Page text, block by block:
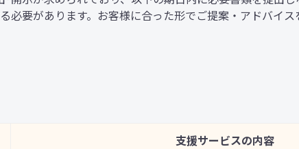
必要があります。お客様に合った形でご提案・アドバイ
支援サービスの内容